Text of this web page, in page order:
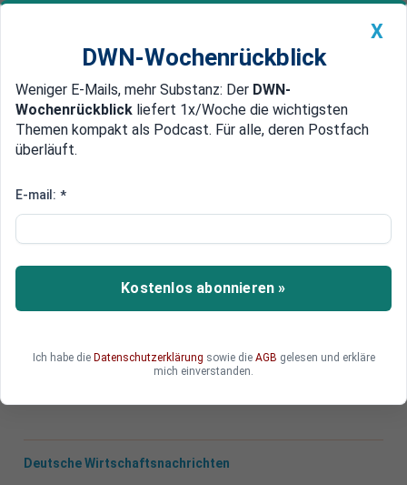
Newsticker MEIN DWN: Geldanlage Premium
Edelmetalle DWN-Magazin China
Aus nach 170 Jahren:
kein Hoflieferant mehr
Das nennt man wohl: aus der königlichen Gunst
gefallen. Die Chocolatiers von Cadbury müssen
verkraften. Sie sind nicht mehr Hoflieferanten
des Königshauses von England.
Deutsche Wirtschaftsnachrichten
X
DWN-Wochenrückblick
Weniger E-Mails, mehr Substanz: Der DWN-
Wochenrückblick liefert 1x/Woche die wichtigsten
Themen kompakt als Podcast. Für alle, deren Postfach
überläuft.
E-mail: *
Kostenlos abonnieren »
Ich habe die Datenschutzerklärung sowie die AGB gelesen und erkläre
mich einverstanden.